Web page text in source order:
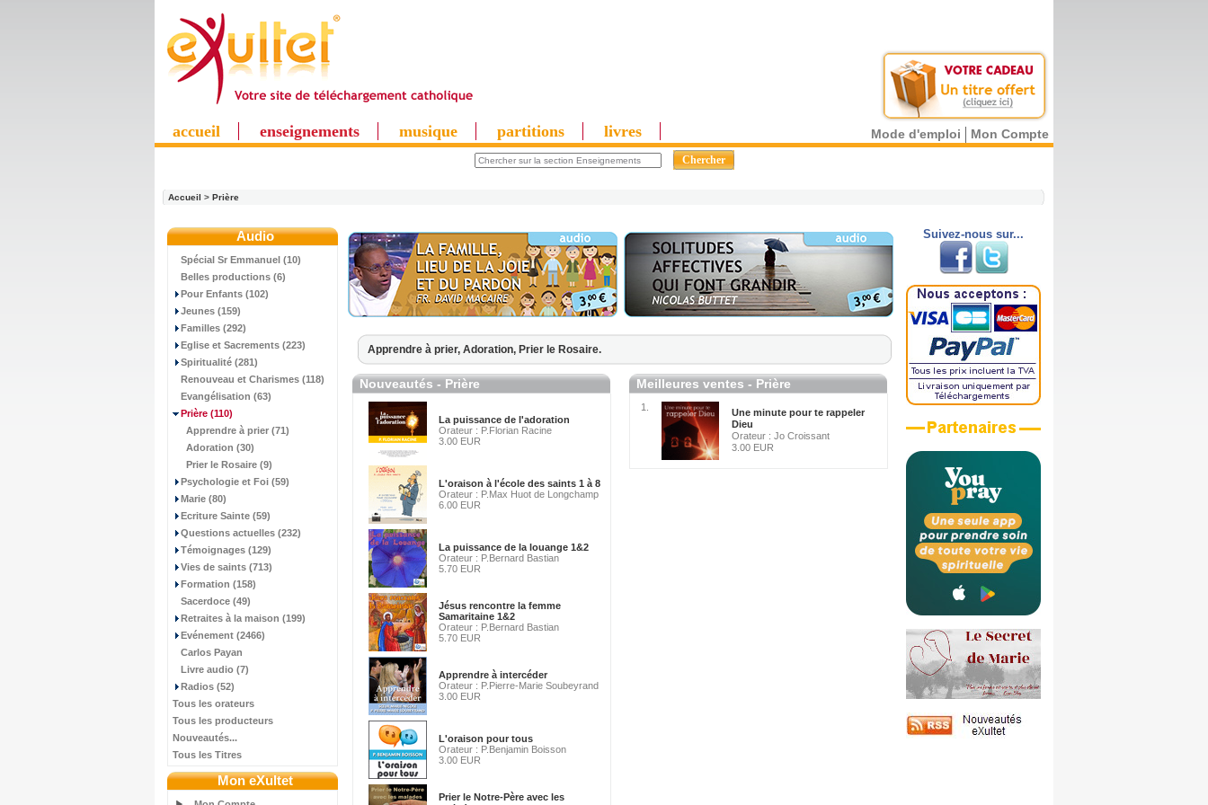
accueil enseignements musique partitions livres Mode d'emploi Mon Compte
Accueil > Prière
Audio
Spécial Sr Emmanuel (10)
Belles productions (6)
Pour Enfants (102)
Jeunes (159)
Familles (292)
Eglise et Sacrements (223)
Spiritualité (281)
Renouveau et Charismes (118)
Evangélisation (63)
Prière (110)
Apprendre à prier (71)
Adoration (30)
Prier le Rosaire (9)
Psychologie et Foi (59)
Marie (80)
Ecriture Sainte (59)
Questions actuelles (232)
Témoignages (129)
Vies de saints (713)
Formation (158)
Sacerdoce (49)
Retraites à la maison (199)
Evénement (2466)
Carlos Payan
Livre audio (7)
Radios (52)
Tous les orateurs
Tous les producteurs
Nouveautés...
Tous les Titres
Mon eXultet
Apprendre à prier, Adoration, Prier le Rosaire.
Nouveautés - Prière
La puissance de l'adoration
Orateur : P.Florian Racine
3.00 EUR
L'oraison à l'école des saints 1 à 8
Orateur : P.Max Huot de Longchamp
6.00 EUR
La puissance de la louange 1&2
Orateur : P.Bernard Bastian
5.70 EUR
Jésus rencontre la femme
Samaritaine 1&2
Orateur : P.Bernard Bastian
5.70 EUR
Apprendre à intercéder
Orateur : P.Pierre-Marie Soubeyrand
3.00 EUR
L'oraison pour tous
Orateur : P.Benjamin Boisson
3.00 EUR
Prier le Notre-Père avec les
Meilleures ventes - Prière
1.
Une minute pour te rappeler
Dieu
Orateur : Jo Croissant
3.00 EUR
Suivez-nous sur...